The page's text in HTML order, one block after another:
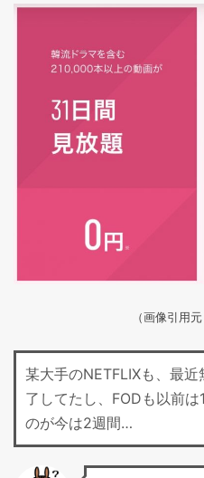
（画像引用
某大手のNETFLIXも、最近
了してたし、FODも以前は
のが今は2週間…